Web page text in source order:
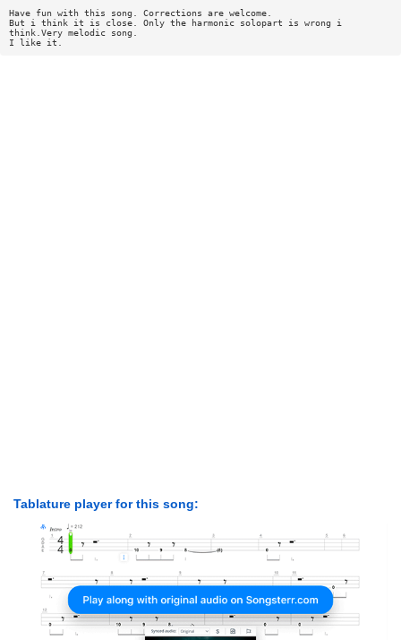
Have fun with this song. Corrections are welcome.
But i think it is close. Only the harmonic solopart is wrong i
think.Very melodic song.
I like it.
Tablature player for this song: